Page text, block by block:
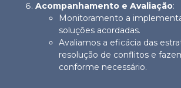
Acompanhamento e Avaliação:
Monitoramento a
soluções acordadas.
Avaliamos a eficácia das
resolução de conflitos e
conforme necessário.